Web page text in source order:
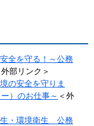
全を守る！～公務
外部リンク＞
の安全を守りま
）のお仕事～​ ＜外
生・環境衛生 公務